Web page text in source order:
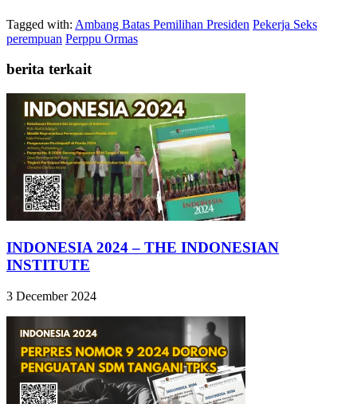
Tagged with: Ambang Batas Pemilihan Presiden Pekerja Seks
perempuan Perppu Ormas
berita terkait
INDONESIA 2024 – THE INDONESIAN
INSTITUTE
3 December 2024